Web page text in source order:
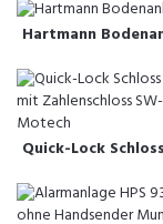
Hartmann
Quick-Lock